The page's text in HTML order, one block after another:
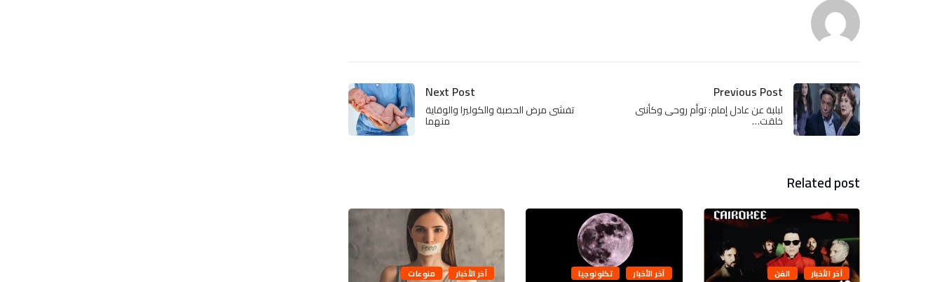
Previous Post
لبلبة عن عادل إمام: توأم روحى وكأننى
خلقت…
Next Post
تفشى مرض الحصبة والكوليرا والوقاية
منهما
Related post
آخر الأخبار الفن آخر الأخبار تكنولوجيا آخر الأخبار منوعات